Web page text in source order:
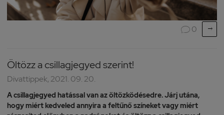
0 
Öltözz a csillagjegyed szerint!
Divattippek, 2021. 09. 20.
A csillagjegyed hatással van az öltözködésedre. Járj utána,
hogy miért kedveled annyira a feltűnő színeket vagy miért